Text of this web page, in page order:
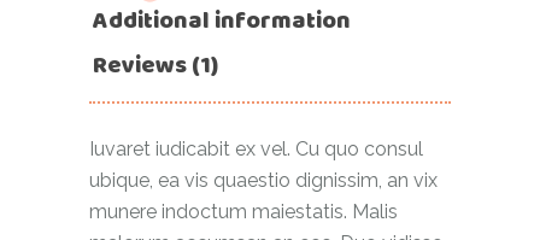
Additional information
Reviews (1)
Iuvaret iudicabit ex vel. Cu quo consul
ubique, ea vis quaestio dignissim, an vix
munere indoctum maiestatis. Malis